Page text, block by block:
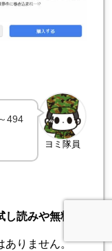
ヨミ隊員
494
し読みや無料漫
ありません。